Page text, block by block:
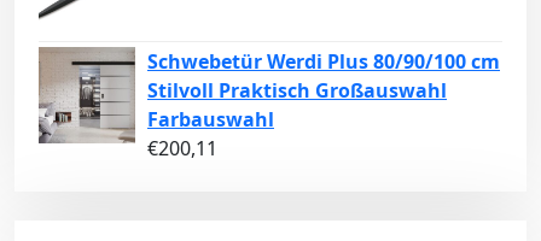
Schwebetür Werdi Plus 80/90/100 cm
Stilvoll Praktisch Großauswahl
Farbauswahl
€200,11